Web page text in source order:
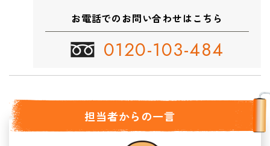
お電話でのお問い合わせはこちら
0120-103-484
担当者からの一言